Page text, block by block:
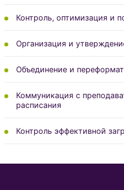
Контроль, оптимизация и
Организация и
Объединение и
Коммуникация с
расписания
Контроль эффективной